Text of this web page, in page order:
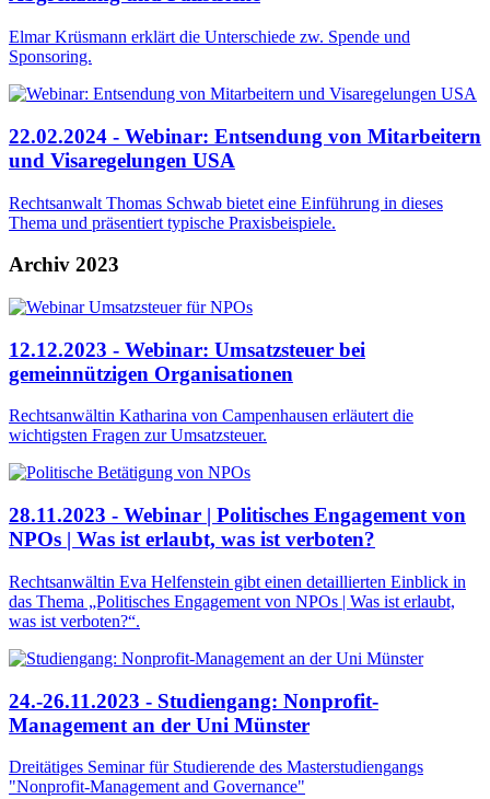
Elmar Krüsmann erklärt die Unterschiede zw. Spende und
Sponsoring.
22.02.2024 - Webinar: Entsendung von Mitarbeitern
und Visaregelungen USA
Rechtsanwalt Thomas Schwab bietet eine Einführung in dieses
Thema und präsentiert typische Praxisbeispiele.
Archiv 2023
12.12.2023 - Webinar: Umsatzsteuer bei
gemeinnützigen Organisationen
Rechtsanwältin Katharina von Campenhausen erläutert die
wichtigsten Fragen zur Umsatzsteuer.
28.11.2023 - Webinar | Politisches Engagement von
NPOs | Was ist erlaubt, was ist verboten?
Rechtsanwältin Eva Helfenstein gibt einen detaillierten Einblick in
das Thema „Politisches Engagement von NPOs | Was ist erlaubt,
was ist verboten?“.
24.-26.11.2023 - Studiengang: Nonprofit-
Management an der Uni Münster
Dreitätiges Seminar für Studierende des Masterstudiengangs
"Nonprofit-Management and Governance"